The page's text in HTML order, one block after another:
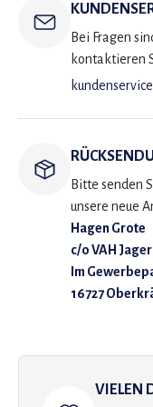
Bei Fragen
kontaktieren
Bitte senden
unsere neue
Hagen Grote
c/o VAH Jager
Im
16727
VIELEN